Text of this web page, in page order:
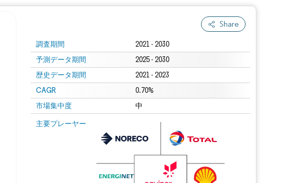
Share
調査期間 2021 - 2030
予測データ期間 2025 - 2030
歴史データ期間 2021 - 2023
CAGR 0.70%
市場集中度 中
主要プレーヤー